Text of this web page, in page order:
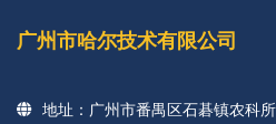
广州市哈尔技术有限公司
地址：广州市番禺区石碁镇农科